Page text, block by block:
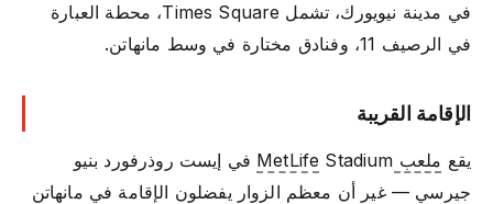
في مدينة نيويورك، تشمل Times Square، محطة العبارة
في الرصيف 11، وفنادق مختارة في وسط مانهاتن.
الإقامة القريبة
يقع ملعب MetLife
Stadium في إيست روذرفورد بنيو
جيرسي — غير أن معظم الزوار يفضلون الإقامة في مانهاتن